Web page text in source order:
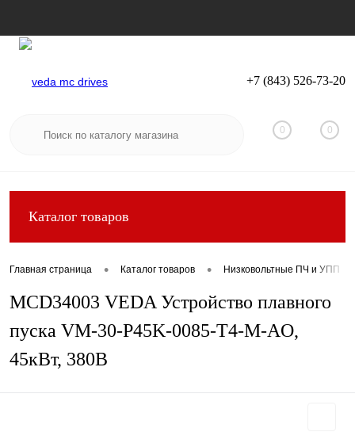
Вход Регистрация
+7 (843) 526-73-20
0 0
Каталог товаров
Главная страница • Каталог товаров • Низковольтные ПЧ и УПП
MCD34003 VEDA Устройство плавного
пуска VM-30-P45K-0085-T4-M-AO,
45кВт, 380В